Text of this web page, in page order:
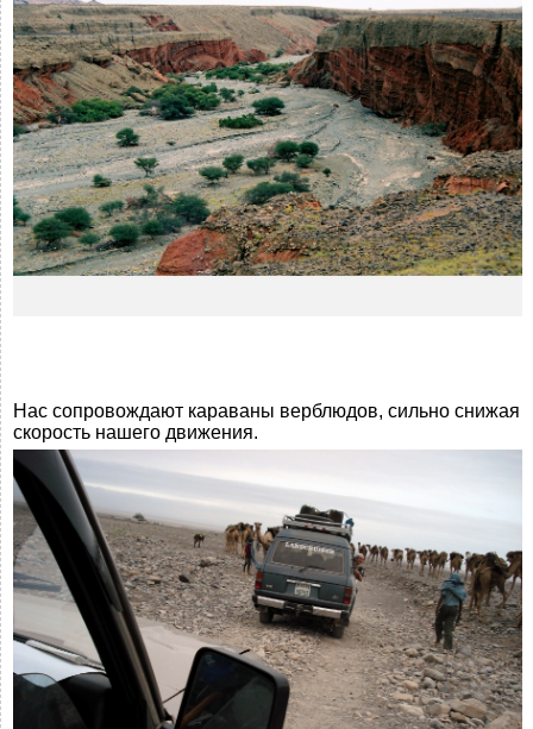
Нас сопровождают караваны верблюдов, сильно снижая
скорость нашего движения.